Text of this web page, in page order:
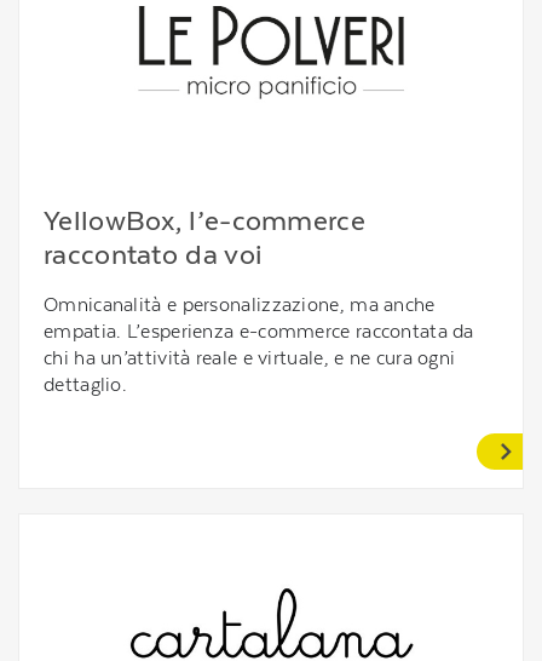
YellowBox, l’e-commerce
raccontato da voi
Omnicanalità e personalizzazione, ma anche
empatia. L’esperienza e-commerce raccontata da
chi ha un’attività reale e virtuale, e ne cura ogni
dettaglio.